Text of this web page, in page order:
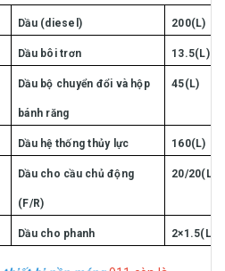
Dầu (diesel) 200(L)
Dầu bôi trơn 13.5(L)
Dầu bộ chuyển đổi và hộp
bánh răng
45(L)
Dầu hệ thống thủy lực 160(L)
Dầu cho cầu chủ động
(F/R)
20/20(L)
Dầu cho phanh 2×1.5(L)